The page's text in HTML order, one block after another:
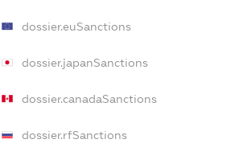
dossier.euSanctions
dossier.japanSanctions
dossier.canadaSanctions
dossier.rfSanctions